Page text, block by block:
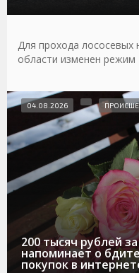
Для прохода лососевых
области изменен режим
200 тысяч рублей
напоминает о
покупок в
04.08.2026